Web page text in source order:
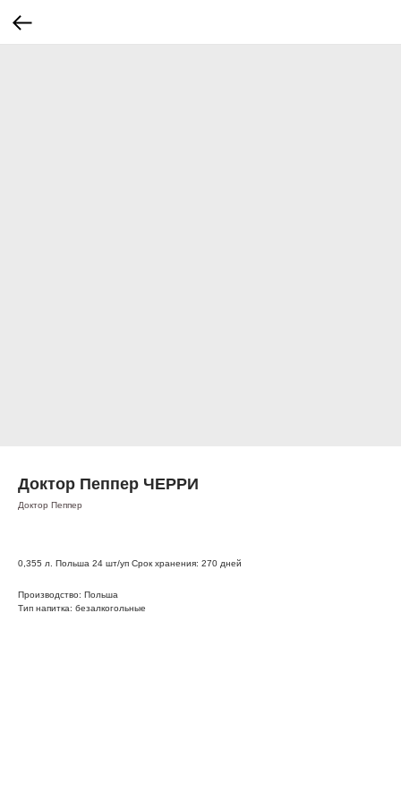
Доктор Пеппер ЧЕРРИ
Доктор Пеппер
0,355 л. Польша 24 шт/уп Срок хранения: 270 дней
Производство: Польша
Тип напитка: безалкогольные